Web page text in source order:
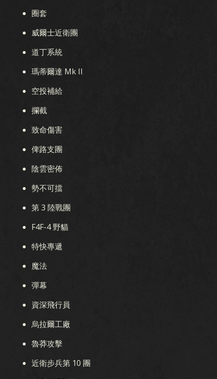
圈套
威爾士近衛團
道丁系統
瑪蒂爾達 Mk II
空投補給
攔截
致命傷害
俾路支團
陰雲密佈
勢不可擋
第 3 陸戰團
F4F-4 野貓
特快專遞
魔法
彈幕
資深飛行員
烏拉爾工廠
魯莽攻擊
近衛步兵第 10 團